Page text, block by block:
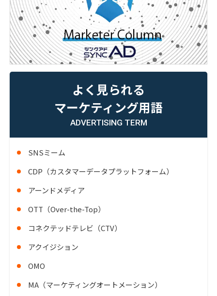
よく見られる
マーケティング用語
ADVERTISING TERM
SNSミーム
CDP（カスタマーデータプラットフォーム）
アーンドメディア
OTT（Over-the-Top）
コネクテッドテレビ（CTV）
アクイジション
OMO
MA（マーケティングオートメーション）